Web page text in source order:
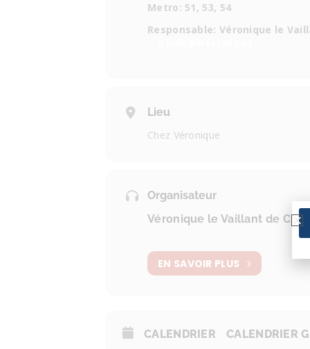
Metro: 51, 53, 54
Responsable: Véronique le
Lieu
Chez Véronique
Organisateur
Véronique le Vaillant de
EN SAVOIR PLUS
CALENDRIER CALENDRIER